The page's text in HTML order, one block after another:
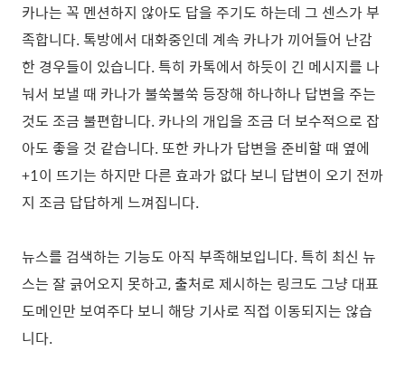
카나는 꼭 멘션하지 않아도 답을 주기도 하는데 그 센스가 부
족합니다. 톡방에서 대화중인데 계속 카나가 끼어들어 난감
한 경우들이 있습니다. 특히 카톡에서 하듯이 긴 메시지를 나
눠서 보낼 때 카나가 불쑥불쑥 등장해 하나하나 답변을 주는
것도 조금 불편합니다. 카나의 개입을 조금 더 보수적으로 잡
아도 좋을 것 같습니다. 또한 카나가 답변을 준비할 때 옆에
+1이 뜨기는 하지만 다른 효과가 없다 보니 답변이 오기 전까
지 조금 답답하게 느껴집니다.
뉴스를 검색하는 기능도 아직 부족해보입니다. 특히 최신 뉴
스는 잘 긁어오지 못하고, 출처로 제시하는 링크도 그냥 대표
도메인만 보여주다 보니 해당 기사로 직접 이동되지는 않습
니다.